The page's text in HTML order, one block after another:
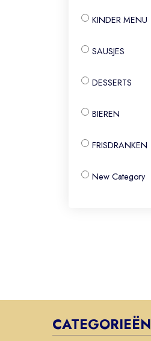
KINDER MENU
SAUSJES
DESSERTS
BIEREN
FRISDRANKEN
New Category
CATEGORIEËN